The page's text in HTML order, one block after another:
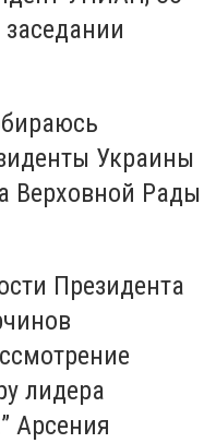
Украины
Верховной Рады
Президента
лидера
Арсения